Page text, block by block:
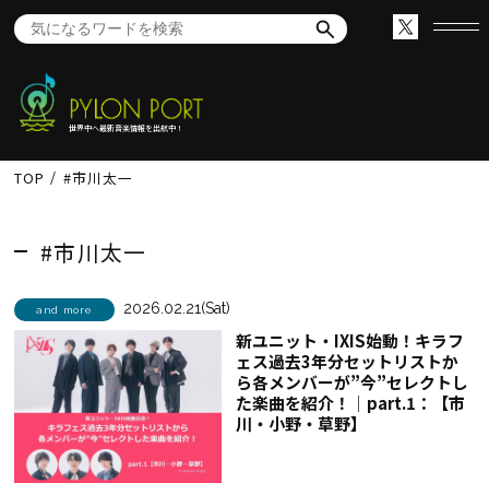
世界中へ最新音楽情報を出航中！
TOP #市川太一
#市川太一
and more 2026.02.21(Sat)
新ユニット・IXIS始動！キラフ
ェス過去3年分セットリストか
ら各メンバーが”今”セレクトし
た楽曲を紹介！│part.1：【市
川・小野・草野】